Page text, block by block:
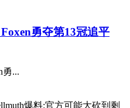
勇夺第13冠追平
勇...